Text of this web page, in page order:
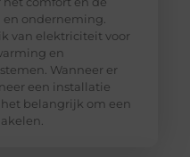
onderneming.
van elektriciteit voor
en
Wanneer er
een installatie
belangrijk om een